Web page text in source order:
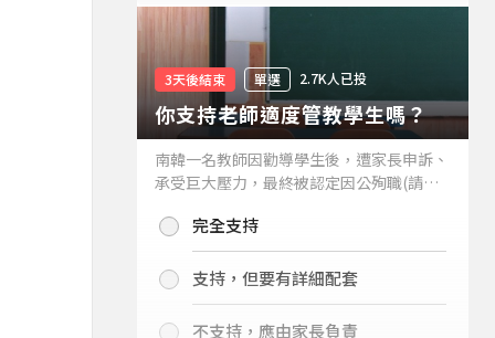
3天後結束 單選 2.7K人已投
你支持老師適度管教學生嗎？
南韓一名教師因勸導學生後，遭家長申訴、
承受巨大壓力，最終被認定因公殉職(請見
你支持老師適度管教學生嗎？
完全支持
支持，但要有詳細配套
不支持，應由家長負責